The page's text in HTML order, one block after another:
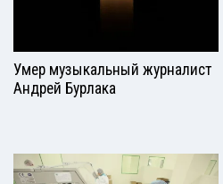
Умер музыкальный журналист
Андрей Бурлака